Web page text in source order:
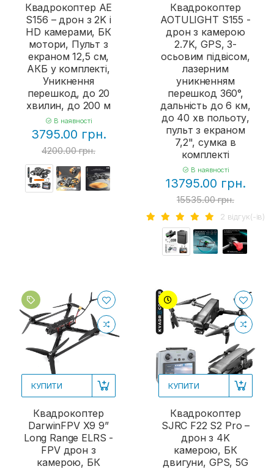
Квадрокоптер AE
S156 – дрон з 2K і
HD камерами, БК
мотори, Пульт з
екраном 12,5 см,
АКБ у комплекті,
Уникнення
перешкод, до 20
хвилин, до 200 м
В наявності
3795.00 грн.
4200.00 грн.
Квадрокоптер
AOTULIGHT S155 -
дрон з камерою
2.7K, GPS, 3-
осьовим підвісом,
лазерним
уникненням
перешкод 360°,
дальність до 6 км,
до 40 хв польоту,
пульт з екраном
7,2", сумка в
комплекті
В наявності
13795.00 грн.
15535.00 грн.
2 вiдгук(-iв)
КУПИТИ
Квадрокоптер
DarwinFPV X9 9”
Long Range ELRS -
FPV дрон з
камерою, БК
КУПИТИ
Квадрокоптер
SJRC F22 S2 Pro –
дрон з 4K
камерою, БК
двигуни, GPS, 5G